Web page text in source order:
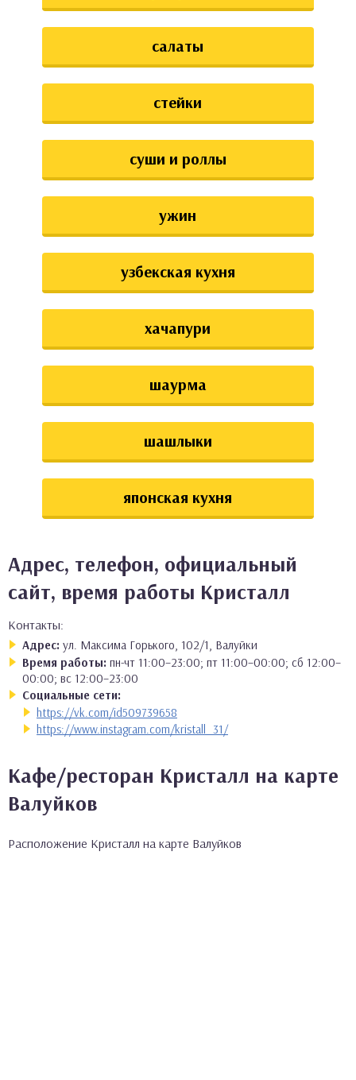
салаты
стейки
суши и роллы
ужин
узбекская кухня
хачапури
шаурма
шашлыки
японская кухня
Адрес, телефон, официальный
сайт, время работы Кристалл
Контакты:
Адрес: ул. Максима Горького, 102/1, Валуйки
Время работы: пн-чт 11:00–23:00; пт 11:00–00:00; сб 12:00–
00:00; вс 12:00–23:00
Социальные сети:
https://vk.com/id509739658
https://www.instagram.com/kristall_31/
Кафе/ресторан Кристалл на карте
Валуйков
Расположение Кристалл на карте Валуйков